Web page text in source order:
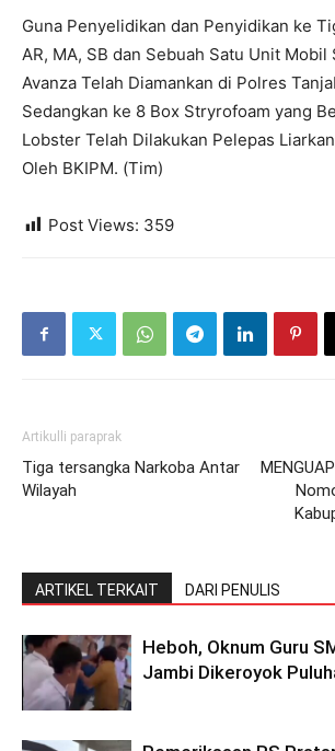
Guna Penyelidikan dan Penyidikan ke
AR, MA, SB dan Sebuah Satu Unit
Avanza Telah Diamankan di Polres
Sedangkan ke 8 Box Stryrofoam yang
Lobster Telah Dilakukan Pelepas
Oleh BKIPM. (Tim)
Post Views: 359
Artikulli paraprak
Tiga tersangka Narkoba Antar
Wilayah
ARTIKEL TERKAIT DARI PENULIS
Heboh, Oknum Guru
Jambi Dikeroyok